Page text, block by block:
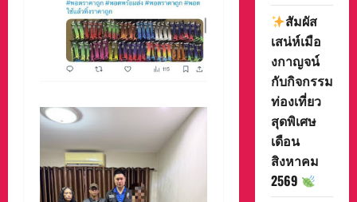
สัมผัส
เสน่ห์เมือ
งกาญจน์
กับกิจกรรม
ท่องเที่ยว
สุดพิเศษ
เดือน
สิงหาคม
2569